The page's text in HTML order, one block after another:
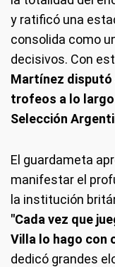
y ratificó una
consolida como
decisivos. Con
Martínez disputó
trofeos a lo
Selección
El guardameta
manifestar el
la institución
"Cada vez que
Villa lo hago con
dedicó grandes